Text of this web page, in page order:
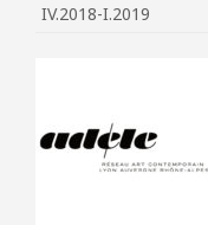
IV.2018-I.2019